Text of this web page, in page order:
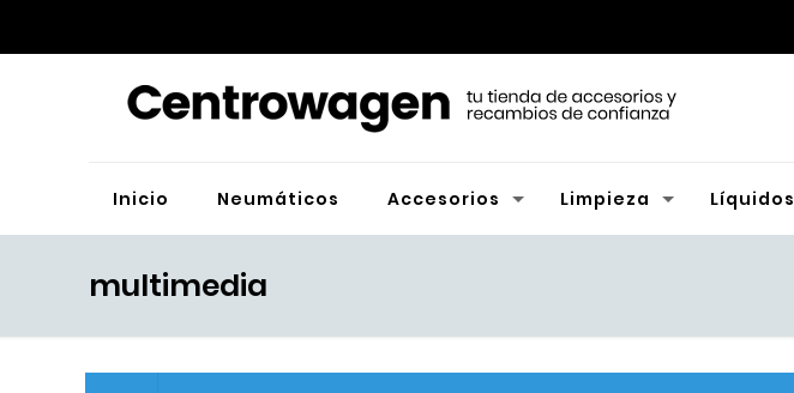
Inicio Neumáticos Accesorios Limpieza Líquidos
multimedia